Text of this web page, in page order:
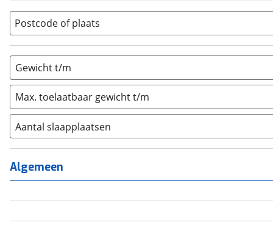
Vouwwagen (0)
Postcode of plaats
Gewicht t/m
Max. toelaatbaar gewicht t/m
Aantal slaapplaatsen
1 (0)
2 (0)
3 (0)
Algemeen